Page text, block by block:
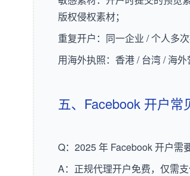
版权侵权素材；
重复开户：同一企业 / 个人多
用海外执照：香港 / 台湾 / 海
五、Facebook 开户常
Q：2025 年 Facebook 开户需
A：正规代理开户免费，仅需